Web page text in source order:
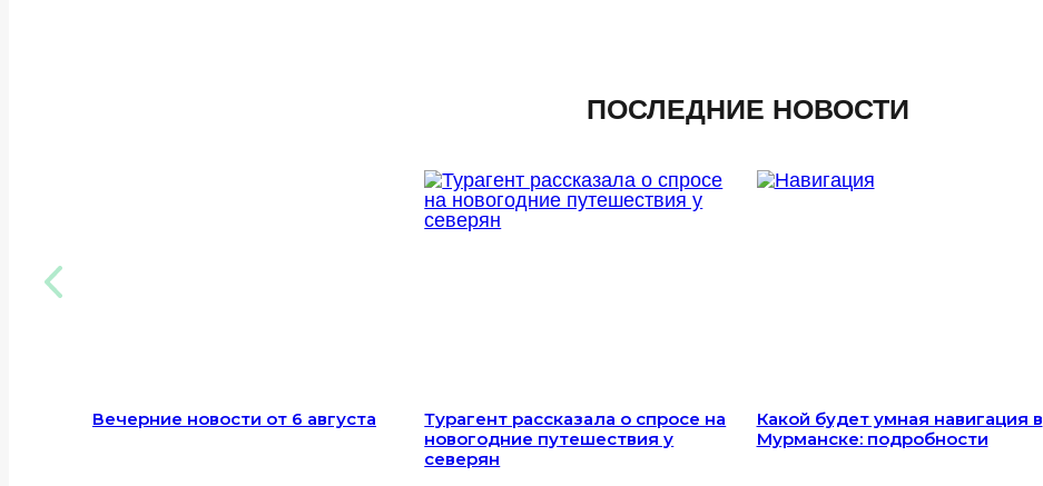
ПОСЛЕДНИЕ НОВОСТИ
Вечерние новости от 6 августа
Турагент рассказала о спросе на
новогодние путешествия у
северян
Какой будет умная навигация в
Мурманске: подробности